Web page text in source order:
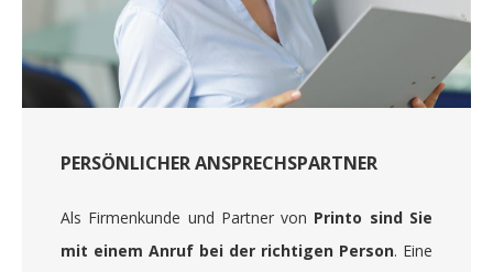
PERSÖNLICHER ANSPRECHSPARTNER
Als Firmenkunde und Partner von Printo sind Sie
mit einem Anruf bei der richtigen Person. Eine